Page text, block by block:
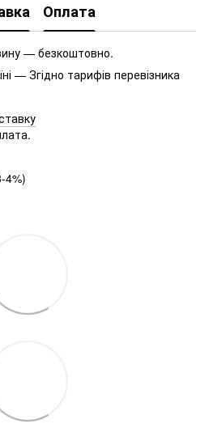
Оплата
— безкоштовно.
— Згідно тарифів перевізника
4%)